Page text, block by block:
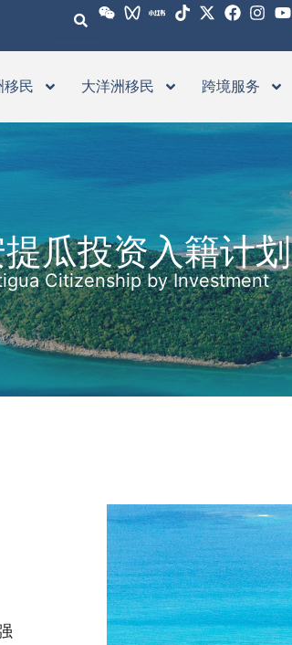
移民 大洋洲移民 跨境服务
瓜投资入籍计划
Citizenship by Investment